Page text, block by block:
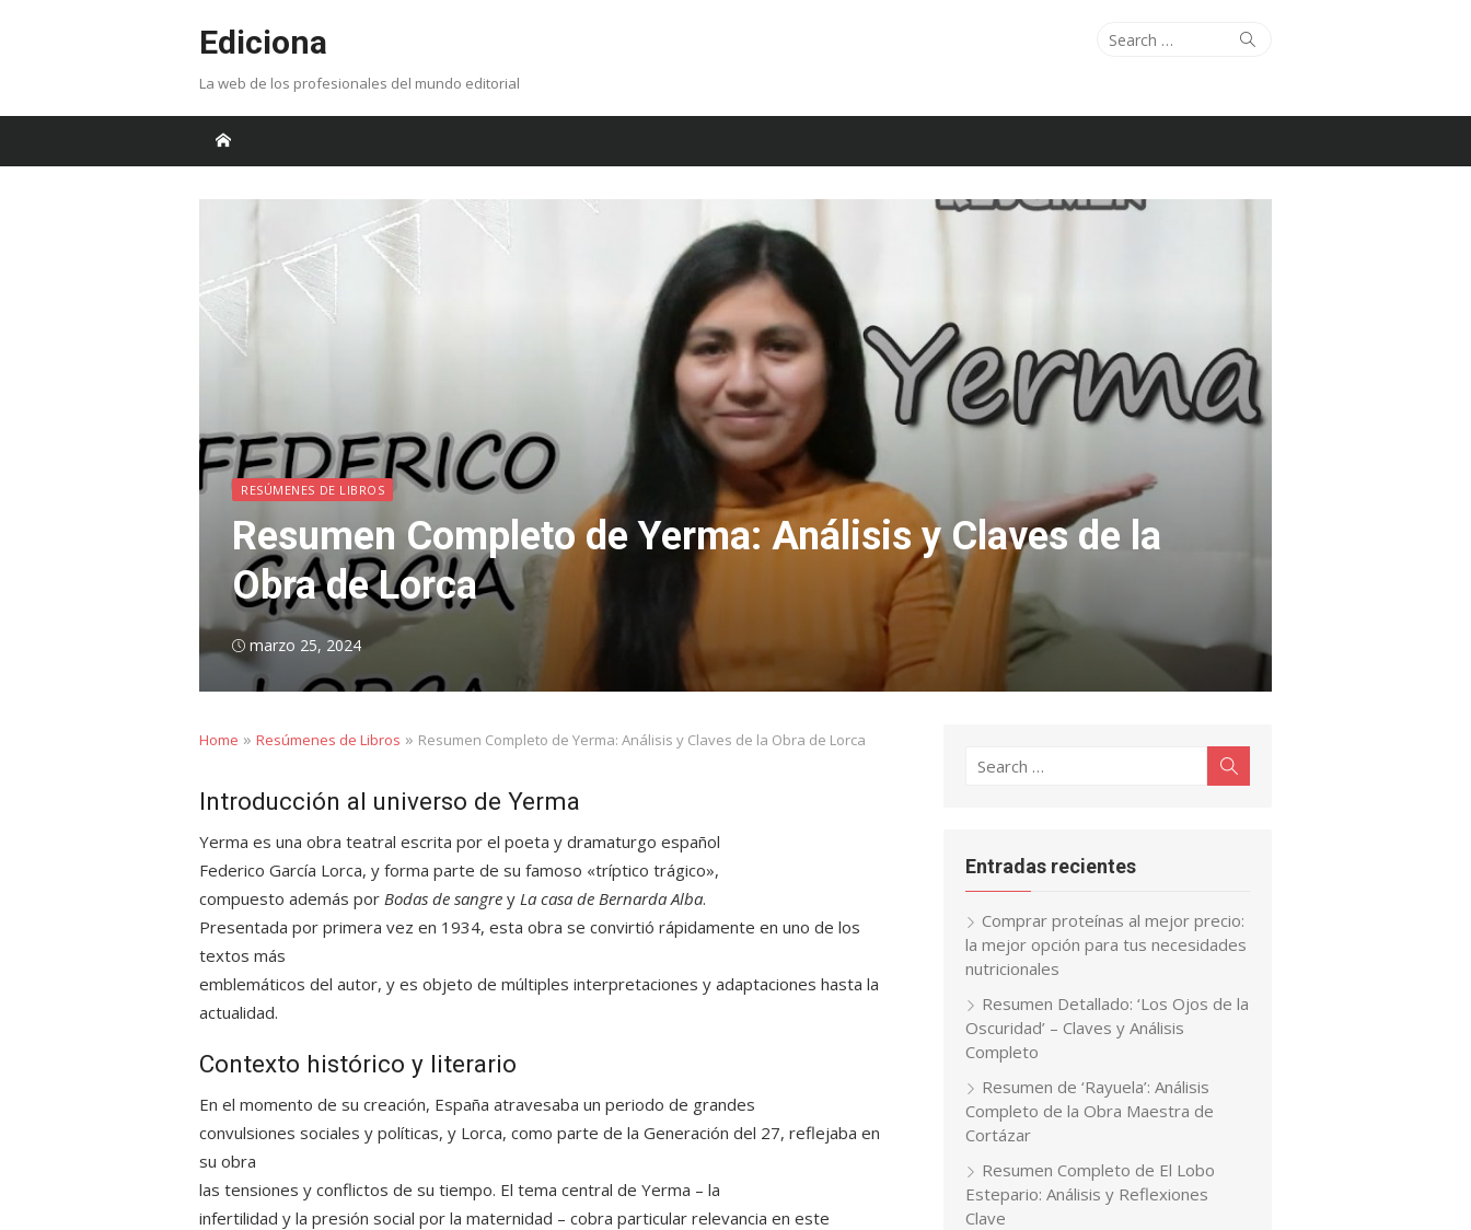
Ediciona
La web de los profesionales del mundo editorial
Search
Search
RESÚMENES DE LIBROS
Resumen Completo de Yerma: Análisis y Claves de la
Obra de Lorca
Posted
on
marzo 25, 2024
Home » Resúmenes de Libros » Resumen Completo de Yerma: Análisis y Claves de la Obra de Lorca
Introducción al universo de Yerma
Yerma es una obra teatral escrita por el poeta y dramaturgo español
Federico García Lorca, y forma parte de su famoso «tríptico trágico»,
compuesto además por Bodas de sangre y La casa de Bernarda Alba.
Presentada por primera vez en 1934, esta obra se convirtió rápidamente en uno de los
textos más
emblemáticos del autor, y es objeto de múltiples interpretaciones y adaptaciones hasta la
actualidad.
Contexto histórico y literario
En el momento de su creación, España atravesaba un periodo de grandes
convulsiones sociales y políticas, y Lorca, como parte de la Generación del 27, reflejaba en
su obra
las tensiones y conflictos de su tiempo. El tema central de Yerma – la
infertilidad y la presión social por la maternidad – cobra particular relevancia en este
Search
Entradas recientes
Comprar proteínas al mejor precio:
la mejor opción para tus necesidades
nutricionales
Resumen Detallado: ‘Los Ojos de la
Oscuridad’ – Claves y Análisis
Completo
Resumen de ‘Rayuela’: Análisis
Completo de la Obra Maestra de
Cortázar
Resumen Completo de El Lobo
Estepario: Análisis y Reflexiones
Clave